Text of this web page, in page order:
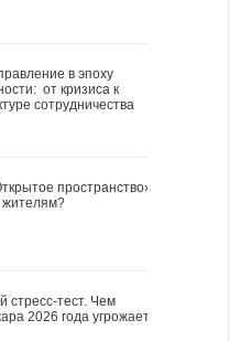
в эпоху
от кризиса к
сотрудничества
пространство»
жителям?
стресс-тест. Чем
2026 года угрожает